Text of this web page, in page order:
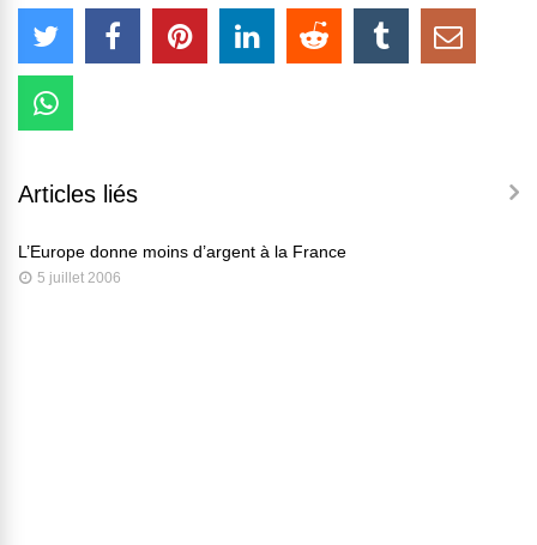
Articles liés
L’Europe donne moins d’argent à la France
5 juillet 2006